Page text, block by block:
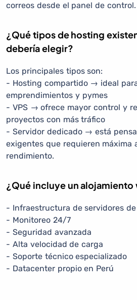
correos desde el panel de control.
¿Qué tipos de hosting
debería elegir?
Los principales tipos son:
- Hosting compartido → ideal
emprendimientos y pymes
- VPS → ofrece mayor control y
proyectos con más tráfico
- Servidor dedicado → está
exigentes que requieren máxima
rendimiento.
¿Qué incluye un
- Infraestructura de servidores
- Monitoreo 24/7
- Seguridad avanzada
- Alta velocidad de carga
- Soporte técnico especializado
- Datacenter propio en Perú